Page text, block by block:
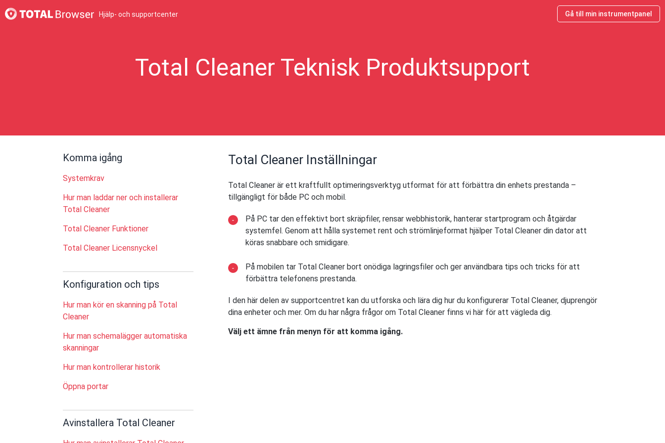
Hjälp- och supportcenter Gå till min instrumentpanel
Total Cleaner Teknisk Produktsupport
Komma igång
Systemkrav
Hur man laddar ner och installerar
Total Cleaner
Total Cleaner Funktioner
Total Cleaner Licensnyckel
Konfiguration och tips
Hur man kör en skanning på Total
Cleaner
Hur man schemalägger automatiska
skanningar
Hur man kontrollerar historik
Öppna portar
Avinstallera Total Cleaner
Total Cleaner Inställningar
Total Cleaner är ett kraftfullt optimeringsverktyg utformat för att förbättra din enhets prestanda –
tillgängligt för både PC och mobil.
På PC tar den effektivt bort skräpfiler, rensar webbhistorik, hanterar startprogram och åtgärdar
systemfel. Genom att hålla systemet rent och strömlinjeformat hjälper Total Cleaner din dator att
köras snabbare och smidigare.
På mobilen tar Total Cleaner bort onödiga lagringsfiler och ger användbara tips och tricks för att
förbättra telefonens prestanda.
I den här delen av supportcentret kan du utforska och lära dig hur du konfigurerar Total Cleaner, djuprengör
dina enheter och mer. Om du har några frågor om Total Cleaner finns vi här för att vägleda dig.
Välj ett ämne från menyn för att komma igång.